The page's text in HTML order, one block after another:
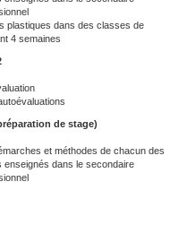
plastiques dans des classes de
4 semaines
de stage)
et méthodes de chacun des
enseignés dans le secondaire